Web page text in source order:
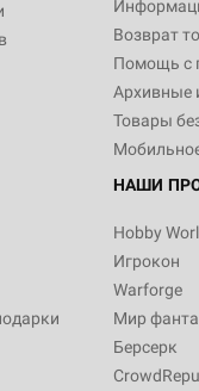
Возврат
Помощь с
Архивные
Товары
НАШИ
Hobby
Игрокон
Warforge
Мир
Берсерк